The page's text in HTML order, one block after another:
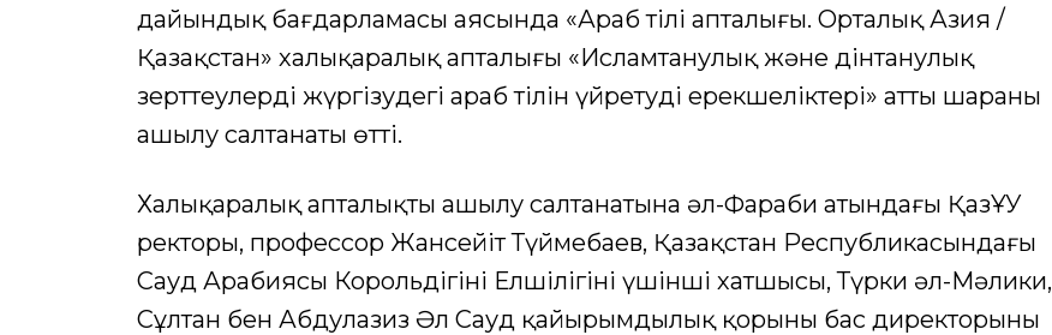
дайындық бағдарламасы аясында «Араб тілі апталығы. Орталық Азия /
Қазақстан» халықаралық апталығы «Исламтанулық және дінтанулық
зерттеулерді жүргізудегі араб тілін үйретудің ерекшеліктері» атты шараның
ашылу салтанаты өтті.
Халықаралық апталықтың ашылу салтанатына әл-Фараби атындағы ҚазҰУ
ректоры, профессор Жансейіт Түймебаев, Қазақстан Республикасындағы
Сауд Арабиясы Корольдігінің Елшілігінің үшінші хатшысы, Түрки әл-Мәлики,
Сұлтан бен Абдулазиз Әл Сауд қайырымдылық қорының бас директорының